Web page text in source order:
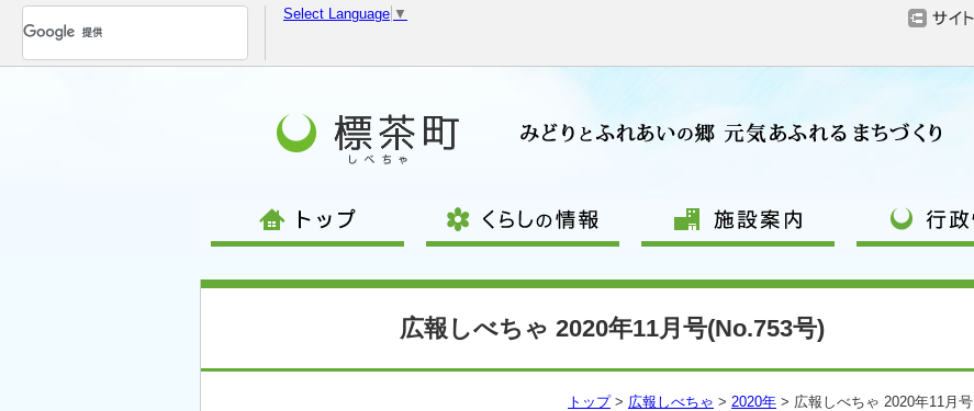
ン
テ
Select Language ▼
広報しべちゃ 2020年11月号(No.753号)
トップ> 広報しべちゃ > 2020年 > 広報しべちゃ 2020年11月号